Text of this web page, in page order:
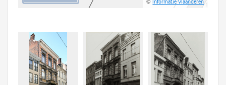
©Informatie Vlaanderen